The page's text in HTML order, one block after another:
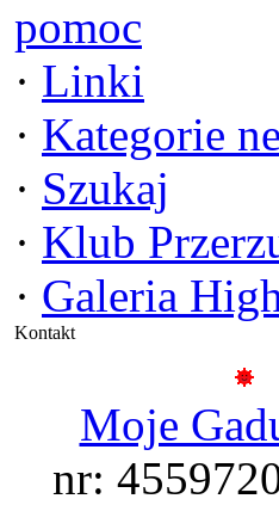
pomoc
· Linki
· Kategorie
· Szukaj
· Klub
· Galeria
Kontakt
Moje
nr: